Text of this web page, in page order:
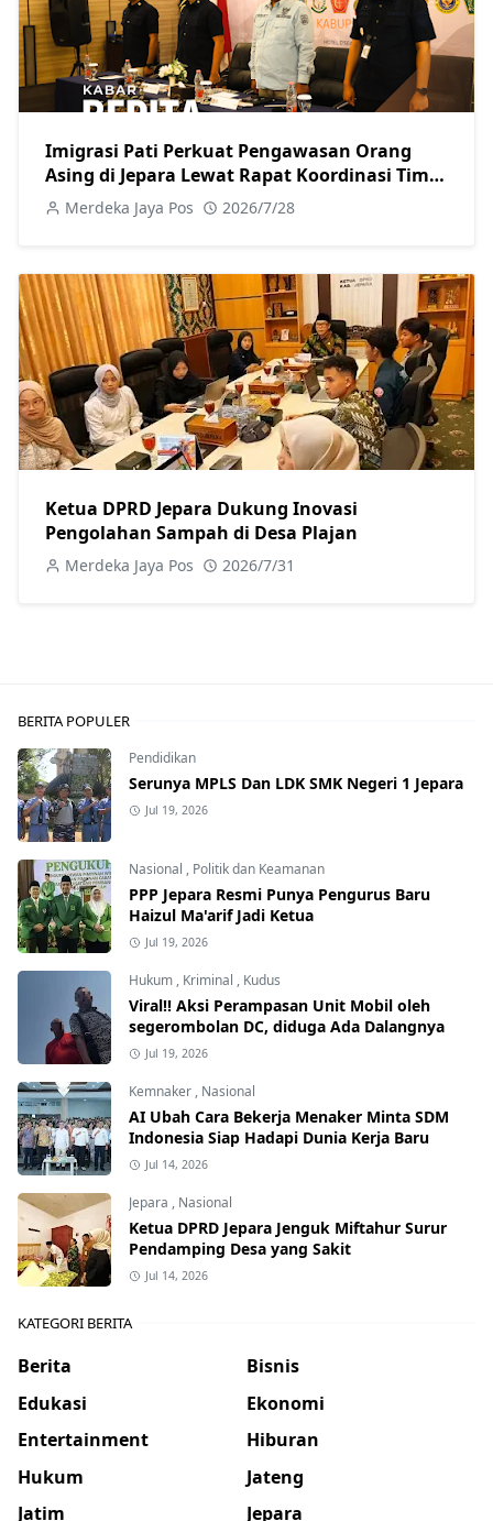
Imigrasi Pati Perkuat Pengawasan Orang
Asing di Jepara Lewat Rapat Koordinasi Tim
PoraMerdeka Jaya Pos 2026/7/28
Ketua DPRD Jepara Dukung Inovasi
Pengolahan Sampah di Desa Plajan
Merdeka Jaya Pos 2026/7/31
BERITA POPULER
Pendidikan
Serunya MPLS Dan LDK SMK Negeri 1 Jepara
Jul 19, 2026
Nasional , Politik dan Keamanan
PPP Jepara Resmi Punya Pengurus Baru
Haizul Ma'arif Jadi Ketua
Jul 19, 2026
Hukum , Kriminal , Kudus
Viral!! Aksi Perampasan Unit Mobil oleh
segerombolan DC, diduga Ada Dalangnya
Jul 19, 2026
Kemnaker , Nasional
AI Ubah Cara Bekerja Menaker Minta SDM
Indonesia Siap Hadapi Dunia Kerja Baru
Jul 14, 2026
Jepara , Nasional
Ketua DPRD Jepara Jenguk Miftahur Surur
Pendamping Desa yang Sakit
Jul 14, 2026
KATEGORI BERITA
Berita
Bisnis
Edukasi
Ekonomi
Entertainment
Hiburan
Hukum
Jateng
Jatim
Jepara